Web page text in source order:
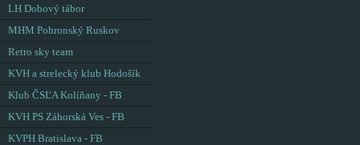
LH Dobový tábor
MHM Pohronský Ruskov
Retro sky team
KVH a strelecký klub Hodošík
Klub ČSĽA Kolíňany - FB
KVH PS Záhorská Ves - FB
KVPH Bratislava - FB